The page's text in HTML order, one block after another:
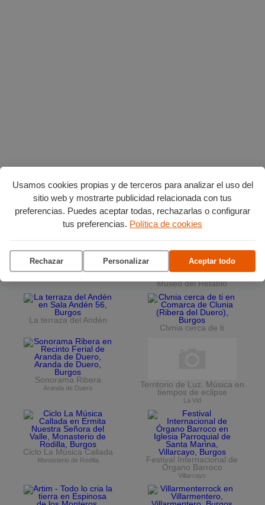
Usamos cookies propias y de terceros para analizar el uso del
sitio web y mostrarte publicidad relacionada con tus
preferencias. Puedes aceptar todas, rechazarlas o configurar
tus preferencias. Política de cookies
Rechazar Personalizar Aceptar todo
Planes en agostopor Burgos
Museo del Retablo
La terraza del Andén
Clvnia cerca de ti
Sonorama Ribera
Aranda de Duero
Territorio de Luz. Música en
tiempos de eclipse
La Vid
Ciclo La Música Callada
Monasterio de Rodilla
Festival Internacional de
Órgano Barroco
Villarcayo